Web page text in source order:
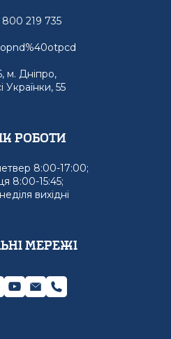
800 219 735
м. Дніпро,
Українки, 55
роботи
8:00-17:00;
8:00-15:45;
вихідні
мережі